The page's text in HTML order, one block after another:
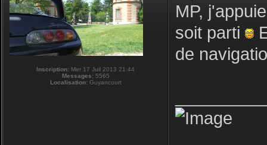
Inscription: Mer 17 Juil 2013 21:44
Messages:5565
Localisation:Guyancourt
MP,
soit parti
de